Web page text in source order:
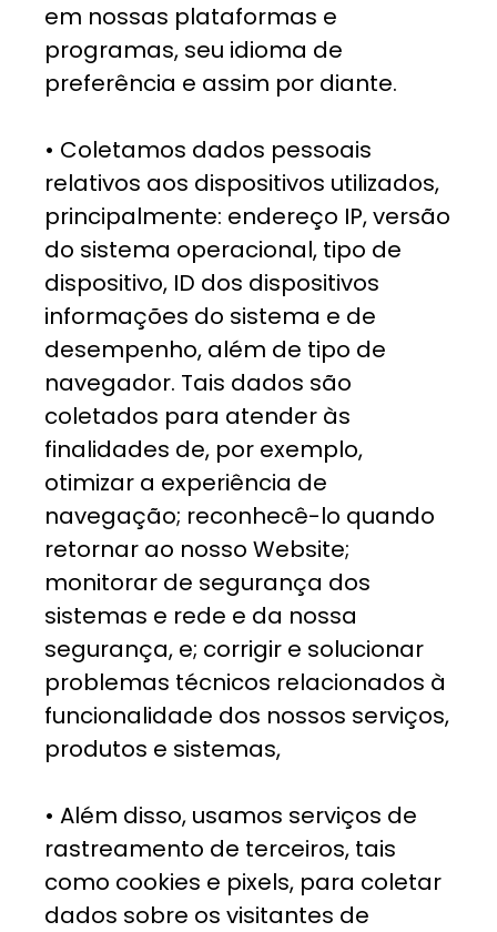
em nossas plataformas e
programas, seu idioma de
preferência e assim por diante.
• Coletamos dados pessoais
relativos aos dispositivos utilizados,
principalmente: endereço IP, versão
do sistema operacional, tipo de
dispositivo, ID dos dispositivos
informações do sistema e de
desempenho, além de tipo de
navegador. Tais dados são
coletados para atender às
finalidades de, por exemplo,
otimizar a experiência de
navegação; reconhecê-lo quando
retornar ao nosso Website;
monitorar de segurança dos
sistemas e rede e da nossa
segurança, e; corrigir e solucionar
problemas técnicos relacionados à
funcionalidade dos nossos serviços,
produtos e sistemas,
• Além disso, usamos serviços de
rastreamento de terceiros, tais
como cookies e pixels, para coletar
dados sobre os visitantes de